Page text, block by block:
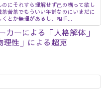
にそれすら理解せず己の構って欲し
苦茶でもういい年齢なのにいまだに
とか無理があるし、相手...
カーによる「人格解体」
理性」による超克